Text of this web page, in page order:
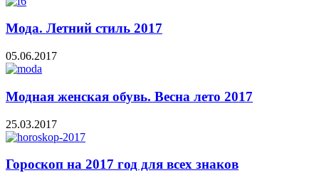
Мода. Летний стиль 2017
05.06.2017
Модная женская обувь. Весна лето 2017
25.03.2017
Гороскоп на 2017 год для всех знаков